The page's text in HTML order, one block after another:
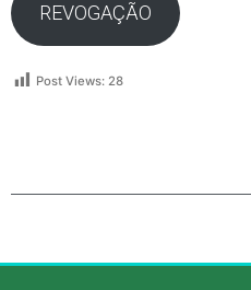
REVOGAÇÃO
Post Views: 28